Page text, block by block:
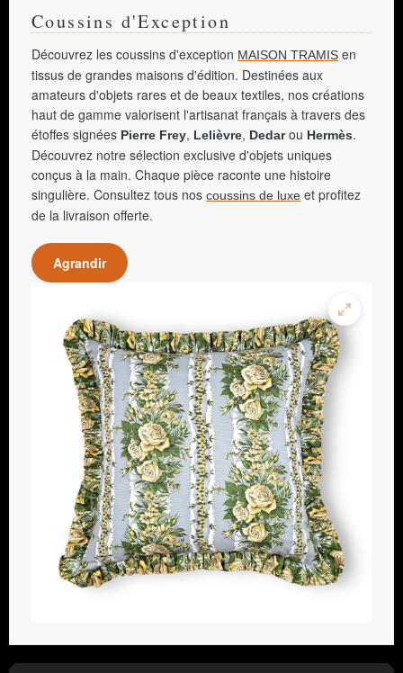
Coussins d'Exception
Découvrez les coussins d'exception MAISON TRAMIS en
tissus de grandes maisons d'édition. Destinées aux
amateurs d'objets rares et de beaux textiles, nos créations
haut de gamme valorisent l'artisanat français à travers des
étoffes signées Pierre Frey, Lelièvre, Dedarou Hermès.
Découvrez notre sélection exclusive d'objets uniques
conçus à la main. Chaque pièce raconte une histoire
singulière. Consultez tous nos coussins de luxe et profitez
de la livraison offerte.
Agrandir